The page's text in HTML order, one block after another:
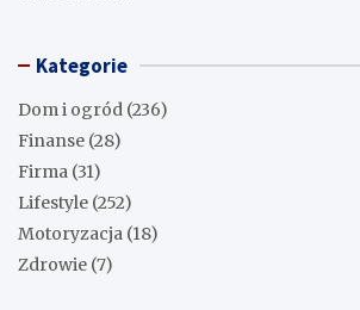
Kategorie
Dom i ogród (236)
Finanse (28)
Firma (31)
Lifestyle (252)
Motoryzacja (18)
Zdrowie (7)